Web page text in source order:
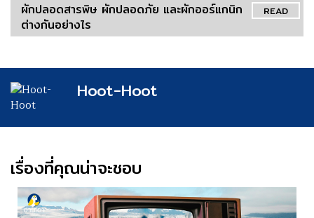
READ
ผักปลอดสารพิษ ผักปลอดภัย และผักออร์แกนิก
ต่างกันอย่างไร
Hoot-Hoot
เรื่องที่คุณน่าจะชอบ